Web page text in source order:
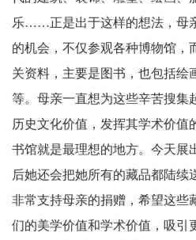
乐……正是出于这样的想法，母
的机会，不仅参观各种博物馆，
关资料，主要是图书，也包括绘
等。母亲一直想为这些辛苦搜集
历史文化价值，发挥其学术价值
书馆就是最理想的地方。今天展
后她还会把她所有的藏品都陆续
非常支持母亲的捐赠，希望这些
们的美学价值和学术价值，吸引